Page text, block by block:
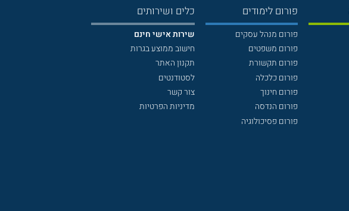
פורום לימודים
פורום מנהל עסקים
פורום משפטים
פורום תקשורת
פורום כלכלה
פורום חינוך
פורום הנדסה
פורום פסיכולוגיה
כלים ושירותים
שירות אישי חינם
חישוב ממוצע בגרות
תקנון האתר
לסטודנטים
צור קשר
מדיניות הפרטיות